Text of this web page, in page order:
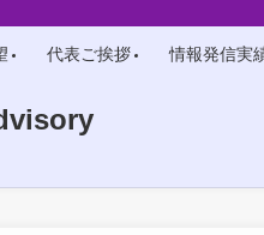
代表ご挨拶 情報発信実